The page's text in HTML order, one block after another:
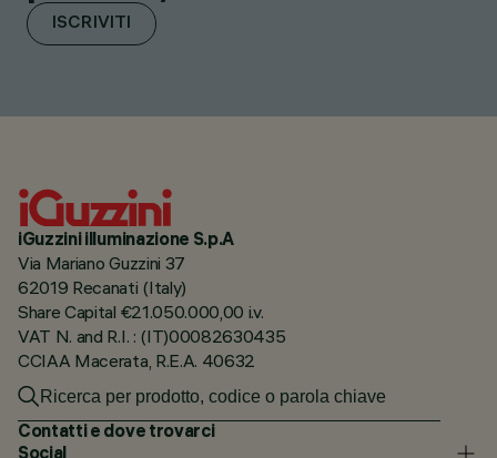
ISCRIVITI
iGuzzini illuminazione S.p.A
Via Mariano Guzzini 37
62019 Recanati (Italy)
Share Capital €21.050.000,00 i.v.
VAT N. and R.I. : (IT)00082630435
CCIAA Macerata, R.E.A. 40632
Contatti e dove trovarci
Social